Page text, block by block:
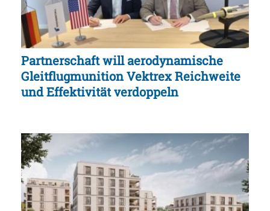
Partnerschaft will aerodynamische
Gleitflugmunition Vektrex Reichweite
und Effektivität verdoppeln